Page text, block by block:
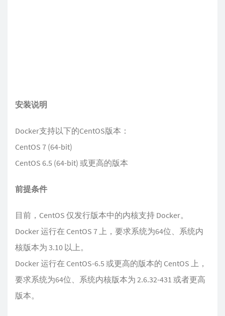
安装说明
Docker支持以下的CentOS版本：
CentOS 7 (64-bit)
CentOS 6.5 (64-bit) 或更高的版本
前提条件
目前，CentOS 仅发行版本中的内核支持 Docker。
Docker 运行在 CentOS 7 上，要求系统为64位、系统内
核版本为 3.10 以上。
Docker 运行在 CentOS-6.5 或更高的版本的 CentOS 上，
要求系统为64位、系统内核版本为 2.6.32-431 或者更高
版本。